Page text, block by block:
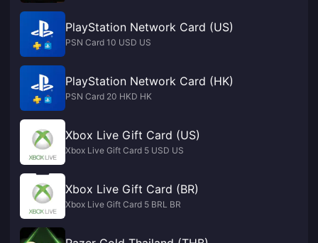
PlayStation Network Card (US)
PSN Card 10 USD US
PlayStation Network Card (HK)
PSN Card 20 HKD HK
Xbox Live Gift Card (US)
Xbox Live Gift Card 5 USD US
Xbox Live Gift Card (BR)
Xbox Live Gift Card 5 BRL BR